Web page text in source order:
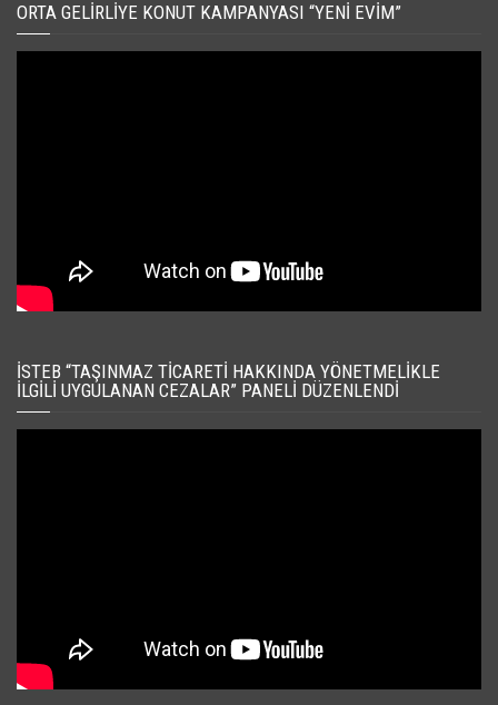
ORTA GELIRLIYE KONUT KAMPANYASI “YENI EVIM”
İSTEB “TAŞINMAZ TICARETI HAKKINDA YÖNETMELIKLE
İLGILI UYGULANAN CEZALAR” PANELI DÜZENLENDI